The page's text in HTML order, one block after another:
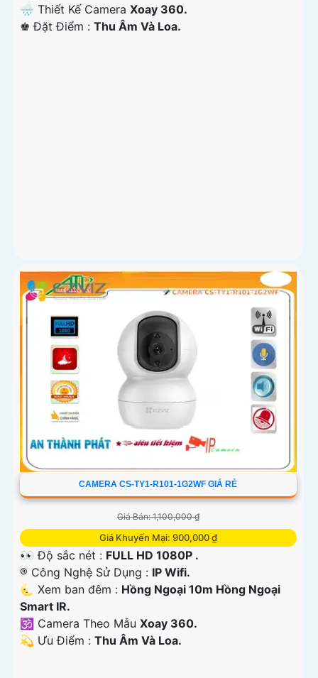
🌧️ Thiết Kế Camera Xoay 360.
️♚ Đặt Điểm : Thu Âm Và Loa.
CAMERA CS-TY1-R101-1G2WF GIÁ RẺ
Giá Bán: 1,100,000 ₫
Giá Khuyến Mại: 900,000 ₫
👀 Độ sắc nét : FULL HD 1080P .
®️ Công Nghệ Sử Dụng : IP Wifi.
🌜 Xem ban đêm : Hồng Ngoại 10m Hồng Ngoại
Smart IR.
🕉️ Camera Theo Mẫu Xoay 360.
️💫 Ưu Điểm : Thu Âm Và Loa.